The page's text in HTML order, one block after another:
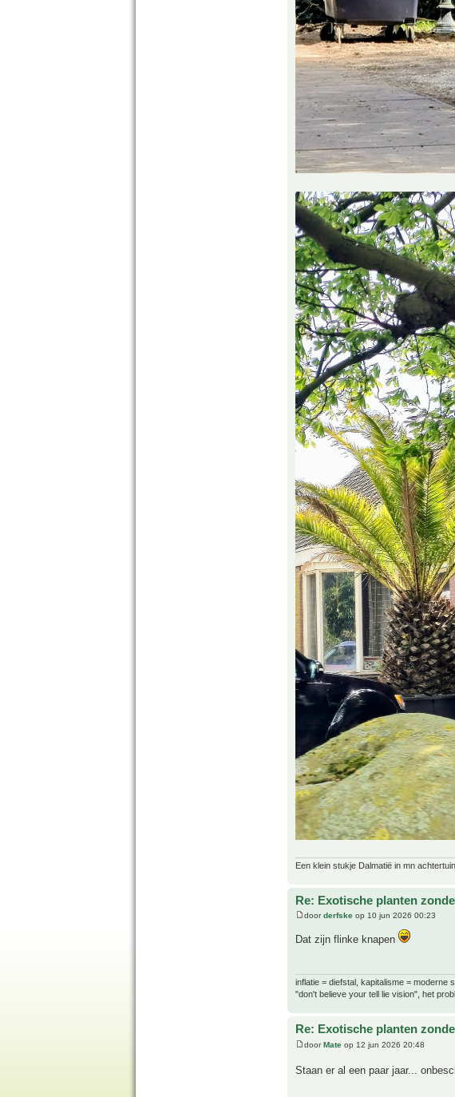
Een klein stukje Dalmatië in mn
Re: Exotische planten
doorderfske op 10 jun 2026 00:23
Dat zijn flinke knapen
inflatie = diefstal, kapitalisme = moderne
"don't believe your tell lie vision", het
Re: Exotische planten
doorMate op 12 jun 2026 20:48
Staan er al een paar jaar...